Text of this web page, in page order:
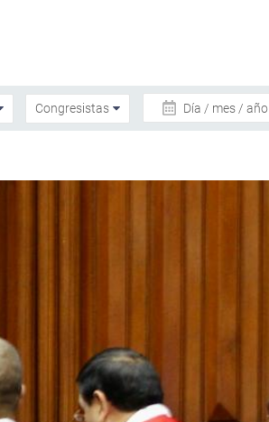
Día / mes / año